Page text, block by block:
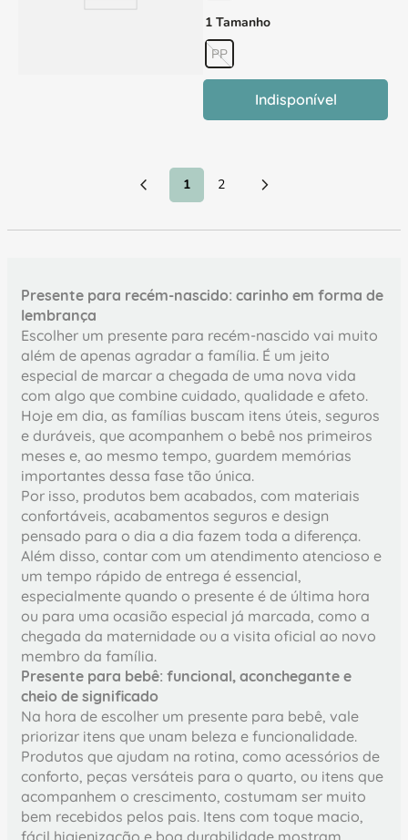
1 Tamanho
PP
Indisponível
1 2
Presente para recém-nascido: carinho em forma de
lembrança
Escolher um presente para recém-nascido vai muito
além de apenas agradar a família. É um jeito
especial de marcar a chegada de uma nova vida
com algo que combine cuidado, qualidade e afeto.
Hoje em dia, as famílias buscam itens úteis, seguros
e duráveis, que acompanhem o bebê nos primeiros
meses e, ao mesmo tempo, guardem memórias
importantes dessa fase tão única.
Por isso, produtos bem acabados, com materiais
confortáveis, acabamentos seguros e design
pensado para o dia a dia fazem toda a diferença.
Além disso, contar com um atendimento atencioso e
um tempo rápido de entrega é essencial,
especialmente quando o presente é de última hora
ou para uma ocasião especial já marcada, como a
chegada da maternidade ou a visita oficial ao novo
membro da família.
Presente para bebê: funcional, aconchegante e
cheio de significado
Na hora de escolher um presente para bebê, vale
priorizar itens que unam beleza e funcionalidade.
Produtos que ajudam na rotina, como acessórios de
conforto, peças versáteis para o quarto, ou itens que
acompanhem o crescimento, costumam ser muito
bem recebidos pelos pais. Itens com toque macio,
fácil higienização e boa durabilidade mostram